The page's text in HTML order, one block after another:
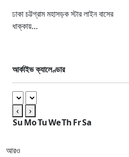
ঢাকা চট্টগ্রাম মহাসড়ক স্টার লাইন বাসের
ধাক্কায়...
আর্কাইভ ক্যালেণ্ডার
‹
›
SuMoTuWeThFrSa
আরও